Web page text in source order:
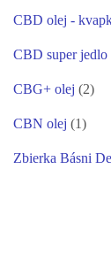
CBD olej -
CBD super jedlo
CBG+ olej (2)
CBN olej (1)
Zbierka Básni